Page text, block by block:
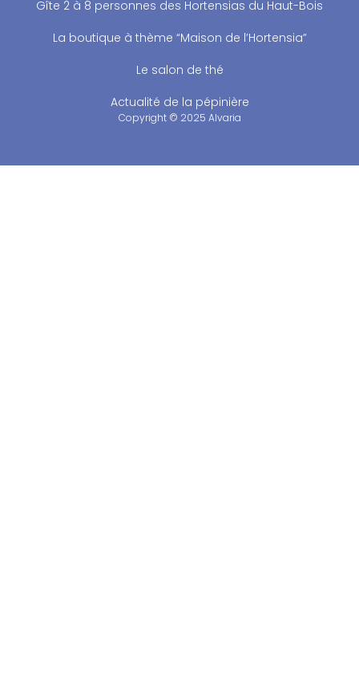
Gîte 2 à 8 personnes des Hortensias du Haut-Bois
La boutique à thème “Maison de l’Hortensia”
Le salon de thé
Actualité de la pépinière
Copyright © 2025 Alvaria